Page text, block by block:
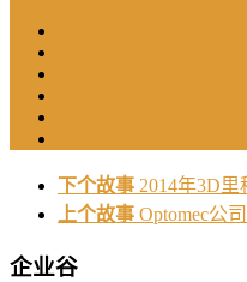
下个故事 2014年3D里
上个故事 Optomec公
企业谷